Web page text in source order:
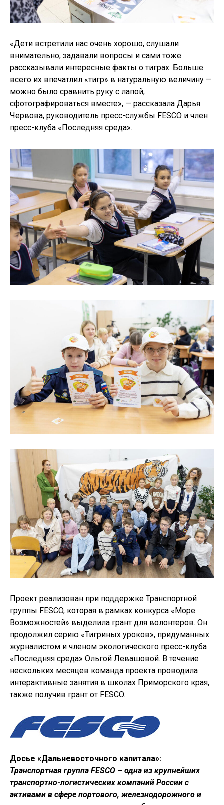
«Дети встретили нас очень хорошо, слушали
внимательно, задавали вопросы и сами тоже
рассказывали интересные факты о тиграх. Больше
всего их впечатлил «тигр» в натуральную величину —
можно было сравнить руку с лапой,
сфотографироваться вместе», — рассказала Дарья
Червова, руководитель пресс-службы FESCO и член
пресс-клуба «Последняя среда».
Проект реализован при поддержке Транспортной
группы FESCO, которая в рамках конкурса «Море
Возможностей» выделила грант для волонтеров. Он
продолжил серию «Тигриных уроков», придуманных
журналистом и членом экологического пресс-клуба
«Последняя среда» Ольгой Левашовой. В течение
нескольких месяцев команда проекта проводила
интерактивные занятия в школах Приморского края,
также получив грант от FESCO.
Досье «Дальневосточного капитала»:
Транспортная группа FESCO – одна из крупнейших
транспортно-логистических компаний России с
активами в сфере портового, железнодорожного и